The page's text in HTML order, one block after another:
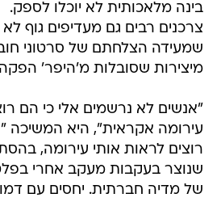
בינה מלאכותית לא יוכלו לספק.
צרכנים רבים גם מעדיפים גוף
שמעידה הצלחתם של סרטוני
מיצירות שסובלות מ'היפר'
"אנשים לא נרשמים אלי כי הם
עירומה אקראית", היא המשיכה
רוצים לראות אותי עירומה,
שנוצר בעקבות מעקב אחרי
של מדיה חברתית. יחסים עם